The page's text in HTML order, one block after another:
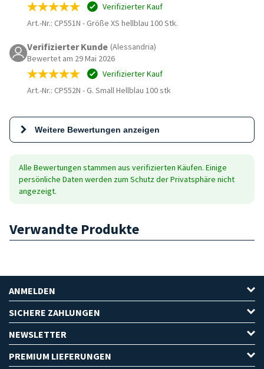
Verifizierter Kauf
Art.-Nr.: CP551N - Größe XS hellblau 100 Stk.
Verifizierter Kunde (Alessandria)
Bewertet am 29 Mai 2026
Verifizierter Kauf
Art.-Nr.: CP552N - G. Small Hellblau 100 stk
Weitere Bewertungen anzeigen
Alle Bewertungen stammen aus verifizierten Käufen. Einige
persönliche Daten werden zum Schutz der Privatsphäre nicht
angezeigt.
Verwandte Produkte
ANMELDEN
SICHERE ZAHLUNGEN
NEWSLETTER
PREMIUM LIEFERUNGEN